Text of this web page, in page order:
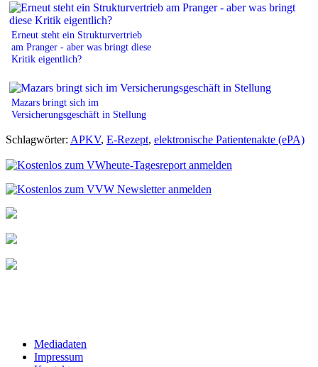
Erneut steht ein Strukturvertrieb
am Pranger - aber was bringt diese
Kritik eigentlich?
Mazars bringt sich im
Versicherungsgeschäft in Stellung
Schlagwörter: APKV, E-Rezept, elektronische Patientenakte (ePA)
Mediadaten
Impressum